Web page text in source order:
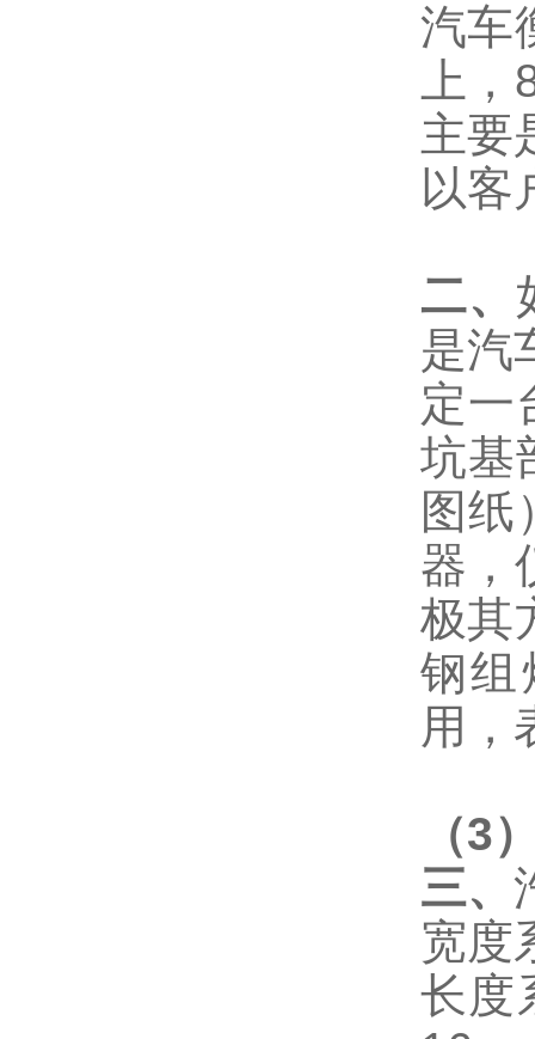
汽车
上，
主要
以客
二、
是汽
定一
坑基
图纸
器，
极其
钢组
用，
（3
三、
宽度
长度